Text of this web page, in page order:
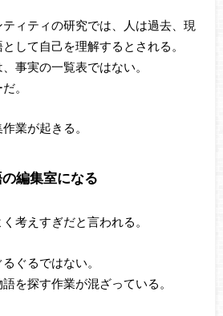
ィティの研究では、人は過去、現
して自己を理解するとされる。
事実の一覧表ではない。
。
業が起きる。
編集室になる
考えすぎだと言われる。
ぐるではない。
を探す作業が混ざっている。